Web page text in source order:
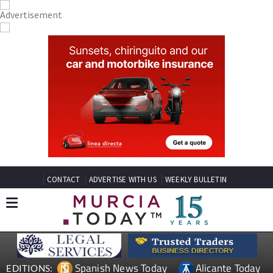
CONTACT ADVERTISE WITH US WEEKLY BULLETIN
EDITIONS: Spanish News Today Alicante Today